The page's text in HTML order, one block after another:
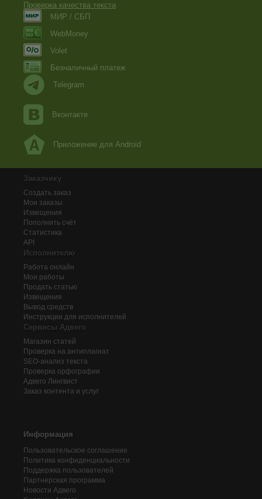
Проверка качества текста
МИР / СБП
WebMoney
Volet
Безналичный платеж
Telegram
Вконтакте
Приложение для Android
Заказчику
Создать заказ
Мои заказы
Извещения
Пополнить счёт
Статистика
API
Исполнителю
Работа онлайн
Мои работы
Продать статью
Извещения
Вывод средств
Инструкции для исполнителей
Сервисы Адвего
Магазин статей
Проверка на антиплагиат
SEO-анализ текста
Проверка орфографии
Адвего Лингвист
Заказ контента и услуг
Информация
Пользовательское соглашение
Политика конфиденциальности
Поддержка пользователей
Партнерская программа
Новости Адвего